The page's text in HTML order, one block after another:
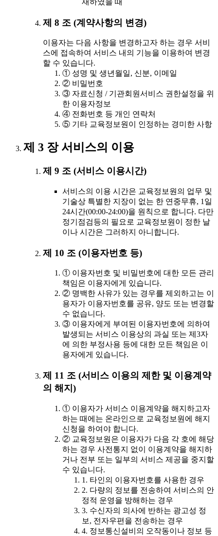
제 8 조 (계약사항의 변경)
이용자는 다음 사항을 변경하고자 하는 경우 서비
스에 접속하여 서비스 내의 기능을 이용하여 변경
할 수 있습니다.
① 성명 및 생년월일, 신분, 이메일
② 비밀번호
③ 자료신청 / 기관회원서비스 권한설정을 위
한 이용자정보
④ 전화번호 등 개인 연락처
⑤ 기타 교육정보원이 인정하는 경미한 사항
제 3 장 서비스의 이용
제 9 조 (서비스 이용시간)
서비스의 이용 시간은 교육정보원의 업무 및
기술상 특별한 지장이 없는 한 연중무휴, 1일
24시간(00:00-24:00)을 원칙으로 합니다. 다만
정기점검등의 필요로 교육정보원이 정한 날
이나 시간은 그러하지 아니합니다.
제 10 조 (이용자번호 등)
① 이용자번호 및 비밀번호에 대한 모든 관리
책임은 이용자에게 있습니다.
② 명백한 사유가 있는 경우를 제외하고는 이
용자가 이용자번호를 공유, 양도 또는 변경할
수 없습니다.
③ 이용자에게 부여된 이용자번호에 의하여
발생되는 서비스 이용상의 과실 또는 제3자
에 의한 부정사용 등에 대한 모든 책임은 이
용자에게 있습니다.
제 11 조 (서비스 이용의 제한 및 이용계약
의 해지)
① 이용자가 서비스 이용계약을 해지하고자
하는 때에는 온라인으로 교육정보원에 해지
신청을 하여야 합니다.
② 교육정보원은 이용자가 다음 각 호에 해당
하는 경우 사전통지 없이 이용계약을 해지하
거나 전부 또는 일부의 서비스 제공을 중지할
수 있습니다.
1. 타인의 이용자번호를 사용한 경우
2. 다량의 정보를 전송하여 서비스의 안
정적 운영을 방해하는 경우
3. 수신자의 의사에 반하는 광고성 정
보, 전자우편을 전송하는 경우
4. 정보통신설비의 오작동이나 정보 등